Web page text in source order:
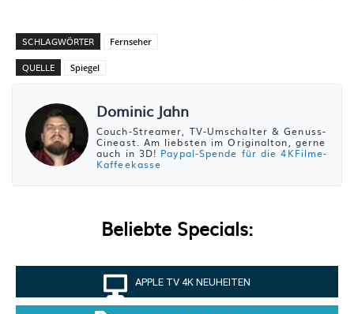
SCHLAGWÖRTER Fernseher
QUELLE Spiegel
Dominic Jahn
Couch-Streamer, TV-Umschalter & Genuss-
Cineast. Am liebsten im Originalton, gerne
auch in 3D! Paypal-Spende für die 4KFilme-
Kaffeekasse
Beliebte Specials:
APPLE TV 4K NEUHEITEN